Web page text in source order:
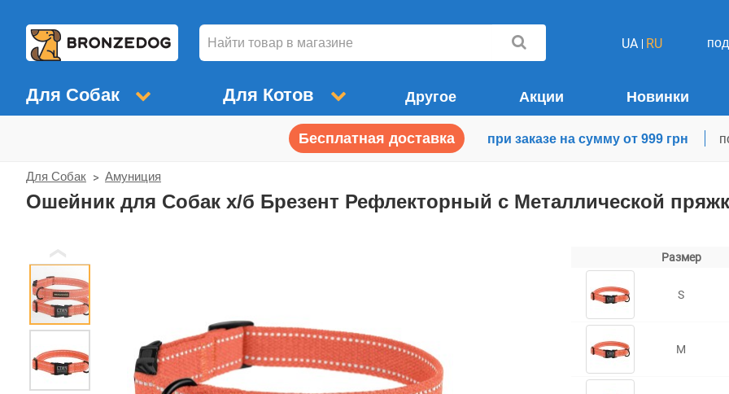
UA RU
Для Собак Для Котов Другое Акции Новинки
Бесплатная доставка при заказе на сумму от 999 грн
Для Собак Амуниция
Ошейник для Собак х/б Брезент Рефлекторный c Металлической
Размер
S
M